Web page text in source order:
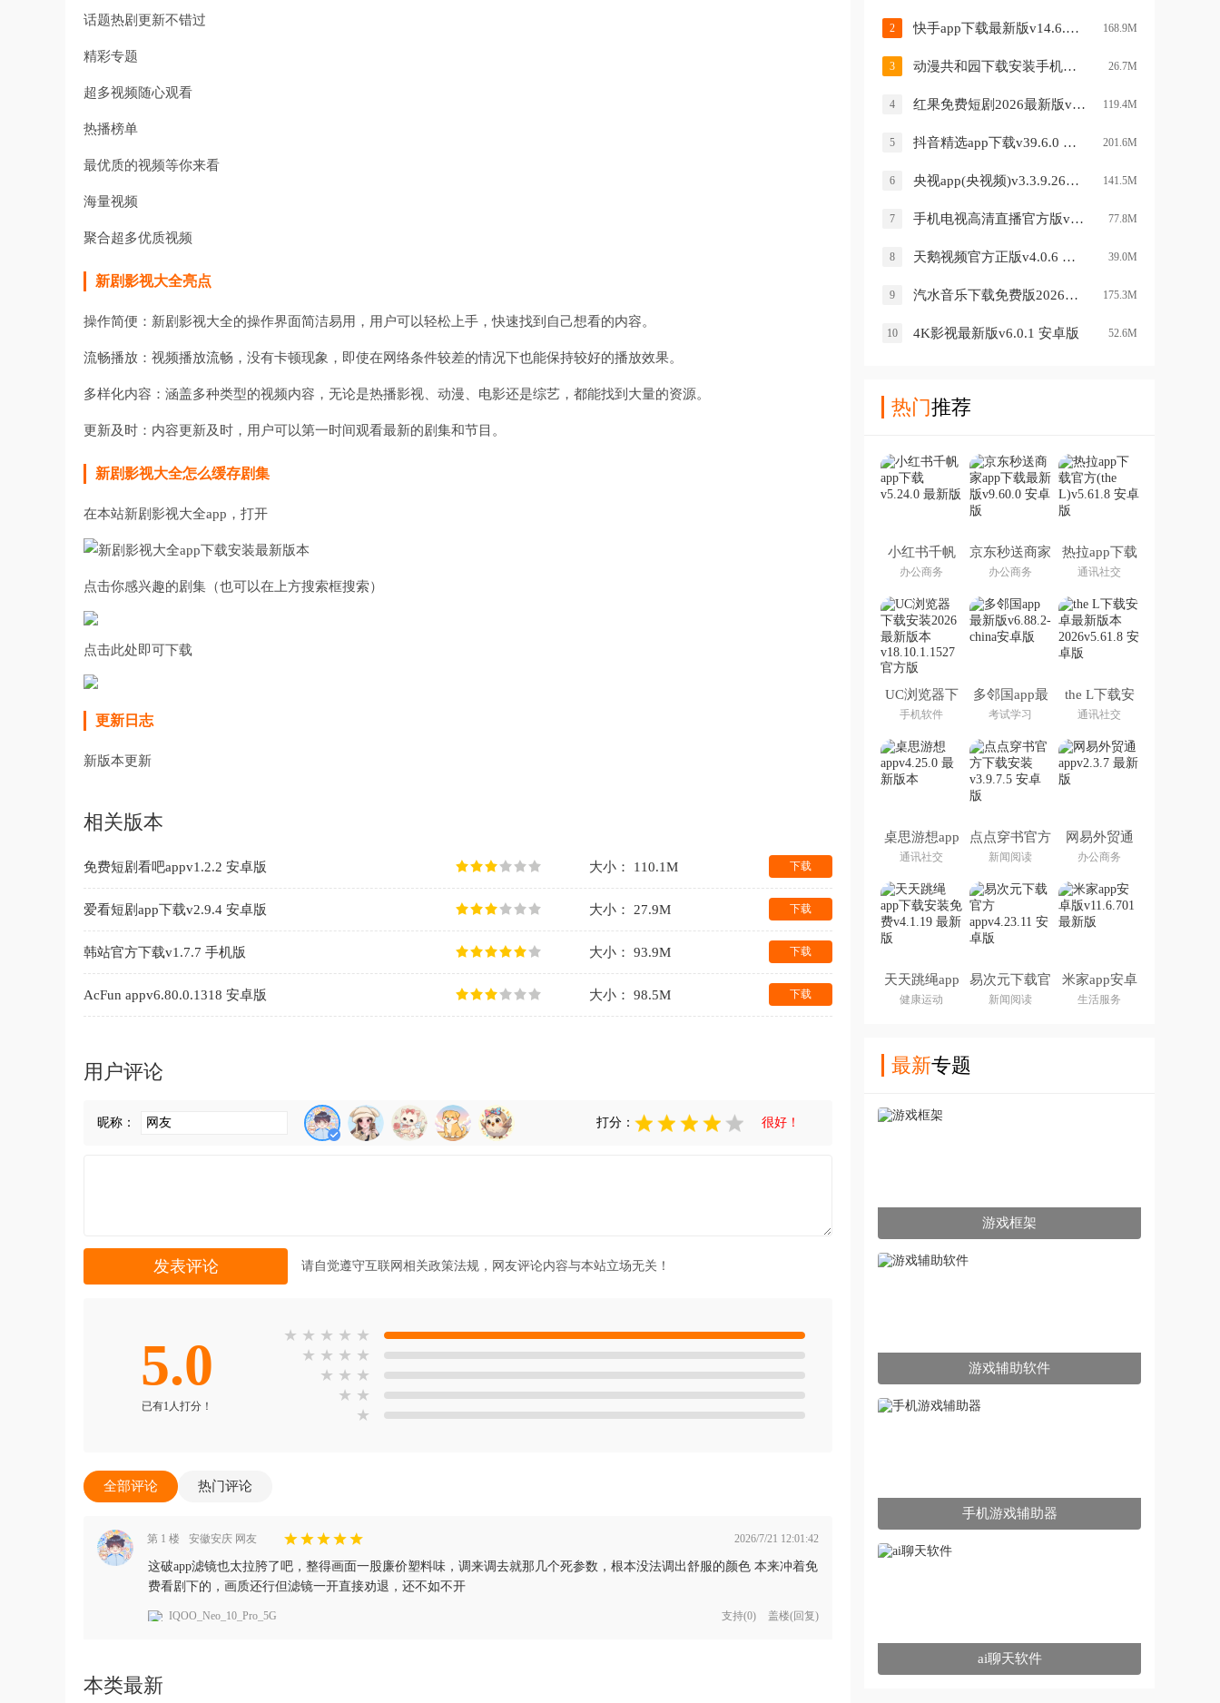
话题热剧更新不错过
精彩专题
超多视频随心观看
热播榜单
最优质的视频等你来看
海量视频
聚合超多优质视频
新剧影视大全亮点
操作简便：新剧影视大全的操作界面简洁易用，用户可以轻松上手，快速找到自己想看的内容。
流畅播放：视频播放流畅，没有卡顿现象，即使在网络条件较差的情况下也能保持较好的播放效果。
多样化内容：涵盖多种类型的视频内容，无论是热播影视、动漫、电影还是综艺，都能找到大量的资源。
更新及时：内容更新及时，用户可以第一时间观看最新的剧集和节目。
新剧影视大全怎么缓存剧集
在本站新剧影视大全app，打开
点击你感兴趣的剧集（也可以在上方搜索框搜索）
点击此处即可下载
更新日志
新版本更新
相关版本
免费短剧看吧appv1.2.2 安卓版 大小： 110.1M 下载
爱看短剧app下载v2.9.4 安卓版 大小： 27.9M 下载
韩站官方下载v1.7.7 手机版 大小： 93.9M 下载
AcFun appv6.80.0.1318 安卓版 大小： 98.5M 下载
用户评论
昵称： 打分： 很好！
请自觉遵守互联网相关政策法规，网友评论内容与本站立场无关！
5.0
已有1人打分！
★ ★ ★ ★ ★
★ ★ ★ ★
★ ★ ★
★ ★
★
全部评论 热门评论
第 1 楼 安徽安庆 网友 2026/7/21 12:01:42
这破app滤镜也太拉胯了吧，整得画面一股廉价塑料味，调来调去就那几个死参数，根本没法调出舒服的颜色 本来冲着免
费看剧下的，画质还行但滤镜一开直接劝退，还不如不开
IQOO_Neo_10_Pro_5G 支持(0) 盖楼(回复)
本类最新
2 快手app下载最新版v14.6.20.49153 官方安卓版 168.9M
3 动漫共和园下载安装手机版中文(动漫共和国)v1.1.0 最新版 26.7M
4 红果免费短剧2026最新版v7.2.9.32 安卓版 119.4M
5 抖音精选app下载v39.6.0 安卓版 201.6M
6 央视app(央视频)v3.3.9.26709 官方版 141.5M
7 手机电视高清直播官方版v8.0.35.4 安卓版 77.8M
8 天鹅视频官方正版v4.0.6 安卓版 39.0M
9 汽水音乐下载免费版2026版v20.1.0 安卓版 175.3M
10 4K影视最新版v6.0.1 安卓版 52.6M
热门推荐
小红书千帆
app下载
办公商务
京东秒送商家
app下载最新
版
办公商务
热拉app下载
官方(the L)
通讯社交
UC浏览器下
载安装2026
最新版本
手机软件
多邻国app最
新版
考试学习
the L下载安
卓最新版本
2026
通讯社交
桌思游想app
通讯社交
点点穿书官方
下载安装
新闻阅读
网易外贸通
app
办公商务
天天跳绳app
下载安装免费
健康运动
易次元下载官
方app
新闻阅读
米家app安卓
版
生活服务
最新专题
游戏框架
游戏辅助软件
手机游戏辅助器
ai聊天软件